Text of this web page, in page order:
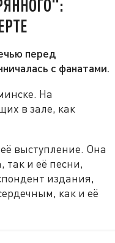
перед
с фанатами.
На
в зале, как
выступление. Она
так и её песни,
издания,
как и её